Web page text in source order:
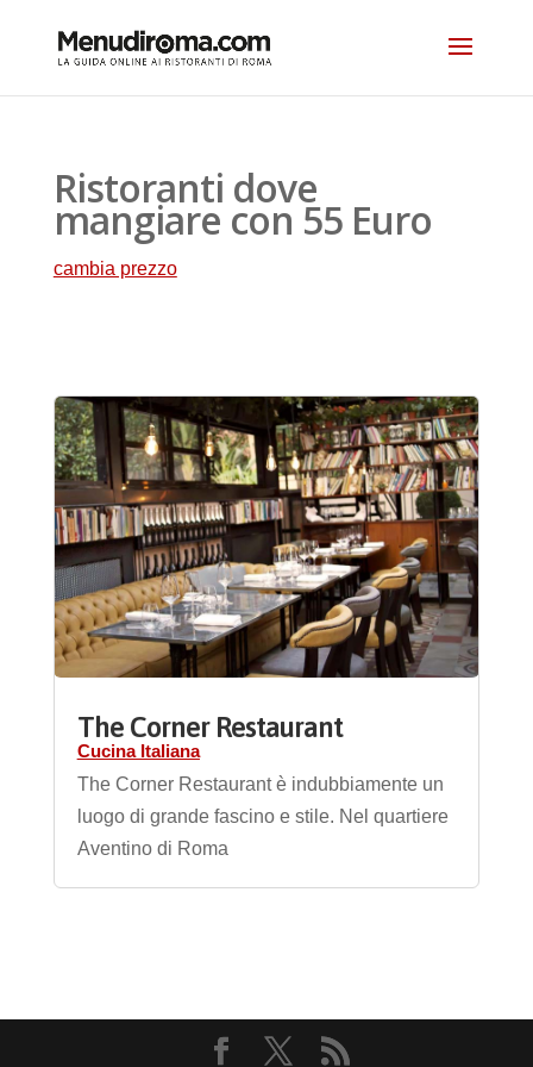
Ristoranti dove
mangiare con 55 Euro
cambia prezzo
The Corner Restaurant
Cucina Italiana
The Corner Restaurant è indubbiamente un
luogo di grande fascino e stile. Nel quartiere
Aventino di Roma